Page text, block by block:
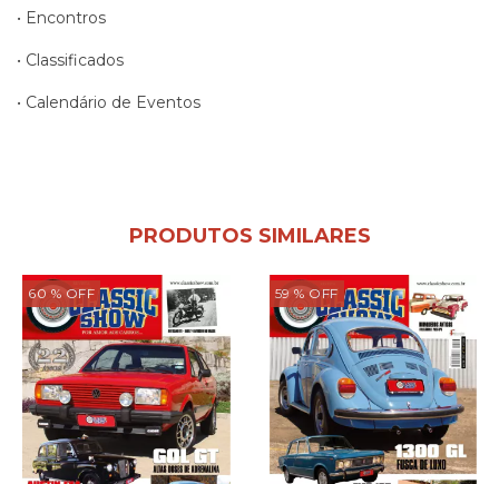
• Encontros
• Classificados
• Calendário de Eventos
PRODUTOS SIMILARES
60 % OFF 59% OFF